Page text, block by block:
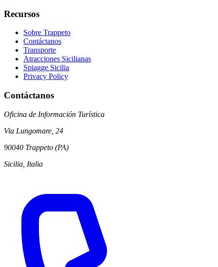
Recursos
Sobre Trappeto
Contáctanos
Transporte
Atracciones Sicilianas
Spiagge Sicilia
Privacy Policy
Contáctanos
Oficina de Información Turística
Via Lungomare, 24
90040 Trappeto (PA)
Sicilia, Italia